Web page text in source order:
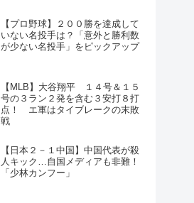
【プロ野球】２００勝を達成して
いない名投手は？「意外と勝利数
が少ない名投手」をピックアップ
【MLB】大谷翔平 １４号＆１５
号の３ラン２発を含む３安打８打
点！ エ軍はタイブレークの末敗
戦
【日本２－１中国】中国代表が殺
人キック…自国メディアも非難！
「少林カンフー」